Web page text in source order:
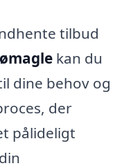
tilbud
kan du
dine behov og
der
pålideligt